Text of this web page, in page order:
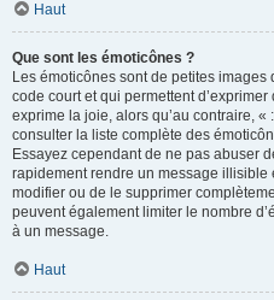
Haut
Que sont les émoticônes ?
Les émoticônes sont de petites
code court et qui permettent
exprime la joie, alors qu’au contraire,
consulter la liste complète des
Essayez cependant de ne pas abuser
rapidement rendre un message
modifier ou de le supprimer
peuvent également limiter le nombre
à un message.
Haut